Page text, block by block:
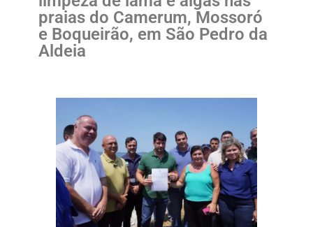
praias do Camerum, Mossoró
e Boqueirão, em São Pedro da
Aldeia